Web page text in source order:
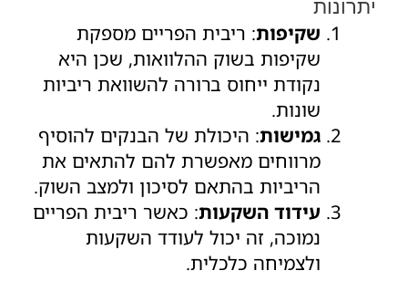
יתרונות
שקיפות: ריבית הפריים מספקת
שקיפות בשוק ההלוואות, שכן היא
נקודת ייחוס ברורה להשוואת ריביות
שונות.
גמישות: היכולת של הבנקים להוסיף
מרווחים מאפשרת להם להתאים את
הריביות בהתאם לסיכון ולמצב השוק.
עידוד השקעות: כאשר ריבית הפריים
נמוכה, זה יכול לעודד השקעות
ולצמיחה כלכלית.